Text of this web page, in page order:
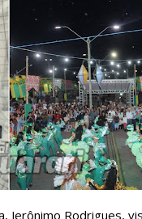
Rodrigues,